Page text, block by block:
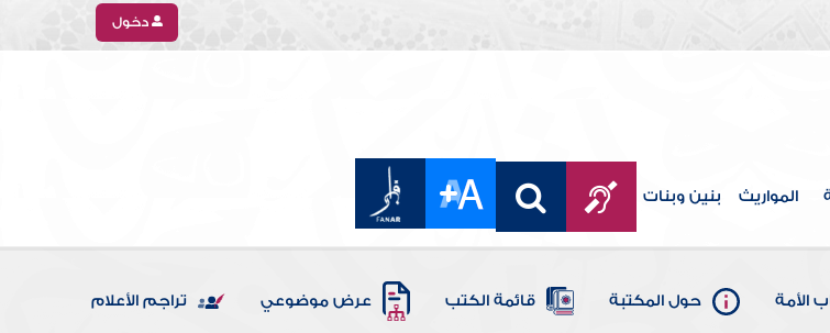
دخول
المواريث بنين وبنات
الأمة حول المكتبة قائمة الكتب عرض موضوعي تراجم الأعلام